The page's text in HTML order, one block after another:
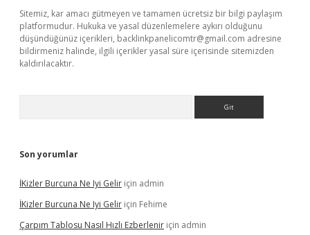
Sitemiz, kar amacı gütmeyen ve tamamen ücretsiz bir bilgi paylaşım
platformudur. Hukuka ve yasal düzenlemelere aykırı olduğunu
düşündüğünüz içerikleri, backlinkpanelicomtr@gmail.com adresine
bildirmeniz halinde, ilgili içerikler yasal süre içerisinde sitemizden
kaldırılacaktır.
Son yorumlar
İKizler Burcuna Ne Iyi Gelir için admin
İKizler Burcuna Ne Iyi Gelir için Fehime
Çarpım Tablosu Nasıl Hızlı Ezberlenir için admin